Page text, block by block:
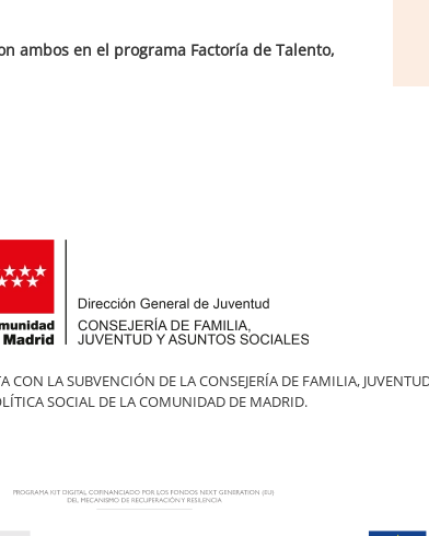
ambos en el programa Factoría de Talento,
CON LA SUBVENCIÓN DE LA CONSEJERÍA DE FAMILIA,
SOCIAL DE LA COMUNIDAD DE MADRID.